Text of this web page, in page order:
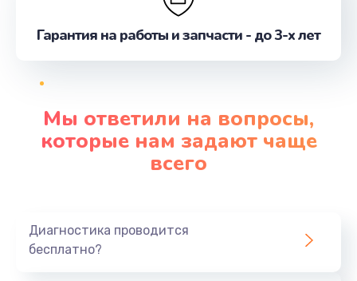
Гарантия на работы и запчасти - до 3-х лет
Мы ответили на вопросы,
которые нам задают чаще
всего
Диагностика проводится
бесплатно?